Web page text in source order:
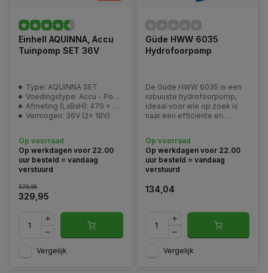
Einhell AQUINNA, Accu
Tuinpomp SET 36V
Type: AQUINNA SET
Voedingstype: Accu - Power-X-Change
Afmeting (LxBxH): 470 x 282 x 287 mm
Vermogen: 36V (2x 18V)
Op voorraad
Op werkdagen voor 22.00
uur besteld = vandaag
verstuurd
379,95
329,95
Vergelijk
Güde HWW 6035
Hydrofoorpomp
De Güde HWW 6035 is een
robuuste hydrofoorpomp,
ideaal voor wie op zoek is
naar een efficiënte en
krachtige 600 W motor en
het stevige pomphuis van
slagvast kunststof levert
deze pomp betrouwbare
Op voorraad
Op werkdagen voor 22.00
uur besteld = vandaag
verstuurd
134,04
Vergelijk